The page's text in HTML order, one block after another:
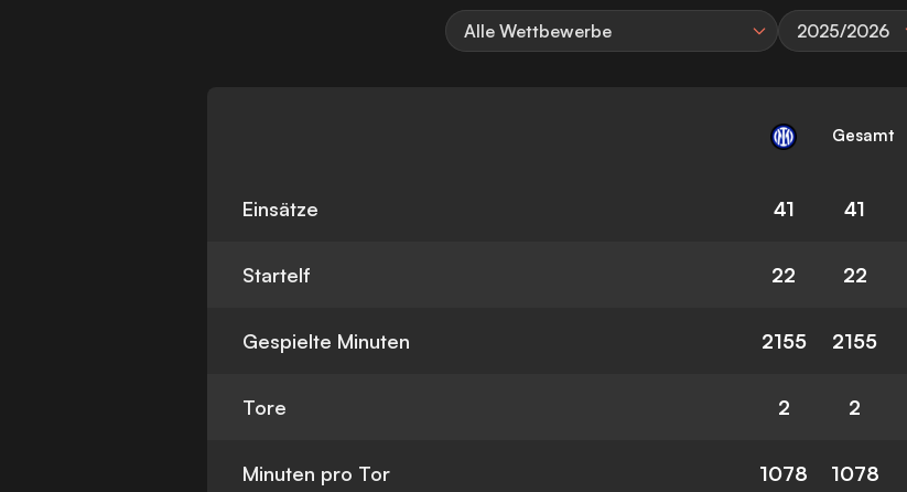
Alle Wettbewerbe 2025/2026
Gesamt
Einsätze 41 41
Startelf 22 22
Gespielte Minuten 2155 2155
Tore 2 2
Minuten pro Tor 1078 1078